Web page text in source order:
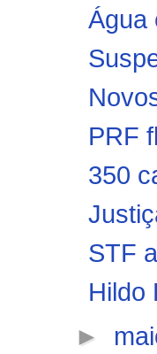
Água
PRF
350
STF
Hildo
►